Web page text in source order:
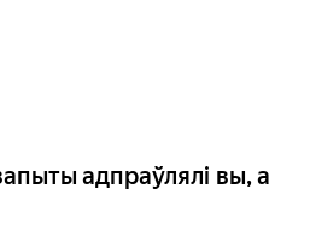
адпраўлялі вы, а